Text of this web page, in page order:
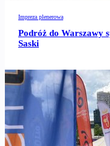
Impreza plenerowa
Podróż do Warszawy
Saski